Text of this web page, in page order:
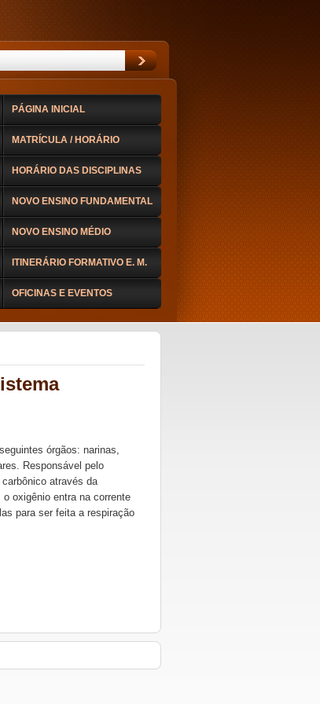
órgãos: narinas,
Responsável pelo
através da
oxigênio entra na corrente
para ser feita a respiração
PÁGINA INICIAL
MATRÍCULA / HORÁRIO
HORÁRIO DAS DISCIPLINAS
NOVO ENSINO FUNDAMENTAL
NOVO ENSINO MÉDIO
ITINERÁRIO FORMATIVO E. M.
OFICINAS E EVENTOS